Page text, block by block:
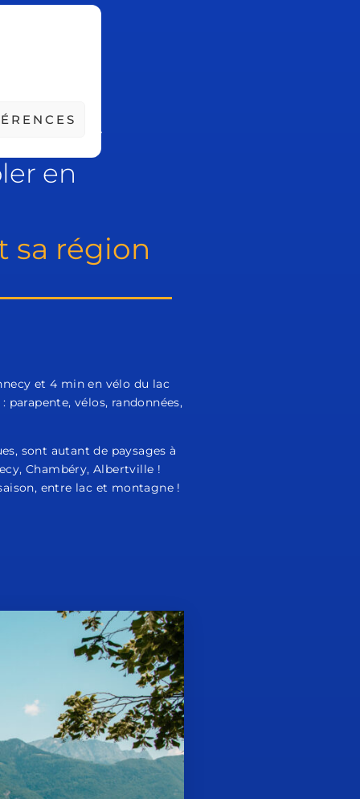
louer
en
sa région
et 4 min en vélo du lac
vélos, randonnées,
sont autant de paysages à
Chambéry, Albertville !
entre lac et montagne !